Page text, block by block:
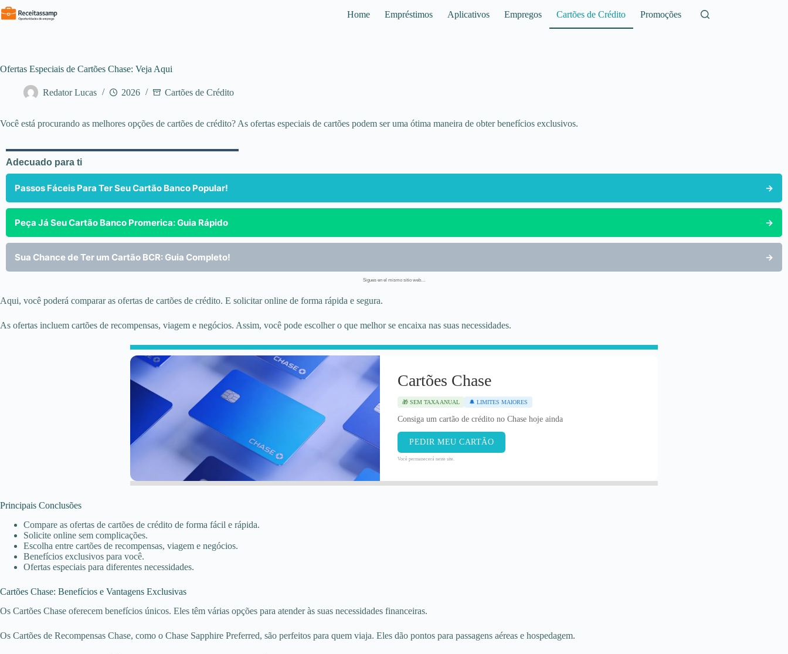
Pular
para
Home Empréstimos Aplicativos Empregos Cartões de Crédito Promoções
Ofertas Especiais de Cartões Chase: Veja Aqui
Redator Lucas 2026 Cartões de Crédito
Você está procurando as melhores opções de cartões de crédito? As ofertas especiais de cartões podem ser uma ótima maneira de obter benefícios exclusivos.
Adecuado para ti
Passos Fáceis Para Ter Seu Cartão Banco Popular! →
Peça Já Seu Cartão Banco Promerica: Guia Rápido →
Sua Chance de Ter um Cartão BCR: Guia Completo! →
Sigues en el mismo sitio web…
Aqui, você poderá comparar as ofertas de cartões de crédito. E solicitar online de forma rápida e segura.
As ofertas incluem cartões de recompensas, viagem e negócios. Assim, você pode escolher o que melhor se encaixa nas suas necessidades.
Cartões Chase
🎁 SEM TAXA ANUAL 🔔 LIMITES MAIORES
Consiga um cartão de crédito no Chase hoje ainda
PEDIR MEU CARTÃO
Você permanecerá neste site.
Principais Conclusões
Compare as ofertas de cartões de crédito de forma fácil e rápida.
Solicite online sem complicações.
Escolha entre cartões de recompensas, viagem e negócios.
Benefícios exclusivos para você.
Ofertas especiais para diferentes necessidades.
Cartões Chase: Benefícios e Vantagens Exclusivas
Os Cartões Chase oferecem benefícios únicos. Eles têm várias opções para atender às suas necessidades financeiras.
Os Cartões de Recompensas Chase, como o Chase Sapphire Preferred, são perfeitos para quem viaja. Eles dão pontos para passagens aéreas e hospedagem.